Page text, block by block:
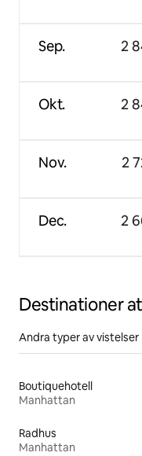
Sep.
Okt.
Nov.
Dec.
2
2
2
2
Destinationer
Andra typer av vistelser
Boutiquehotell
Manhattan
Radhus
Manhattan